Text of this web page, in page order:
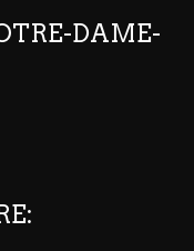
DAME-